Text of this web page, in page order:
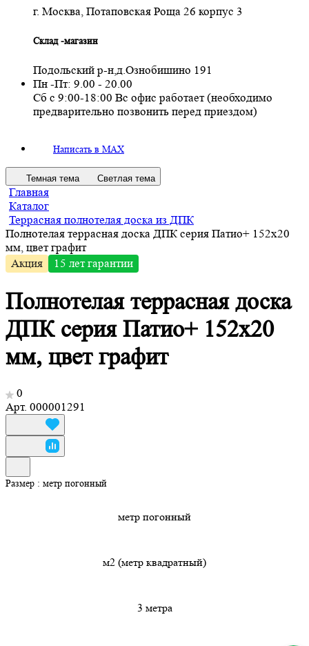
г. Москва, Потаповская Роща 26 корпус 3
Склад -магазин
Подольский р-н,д.Ознобишино 191
Пн -Пт: 9.00 - 20.00
Сб с 9:00-18:00 Вс офис работает (необходимо
предварительно позвонить перед приездом)
Написать в MAX
Темная тема Светлая тема
Главная
Каталог
Террасная полнотелая доска из ДПК
Полнотелая террасная доска ДПК серия Патио+ 152х20
мм, цвет графит
Акция
15 лет гарантии
Полнотелая террасная доска
ДПК серия Патио+ 152х20
мм, цвет графит
0
Арт. 000001291
Размер : метр погонный
метр погонный
м2 (метр квадратный)
3 метра